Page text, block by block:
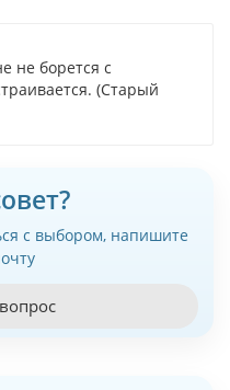
не борется с
(Старый
с выбором, напишите